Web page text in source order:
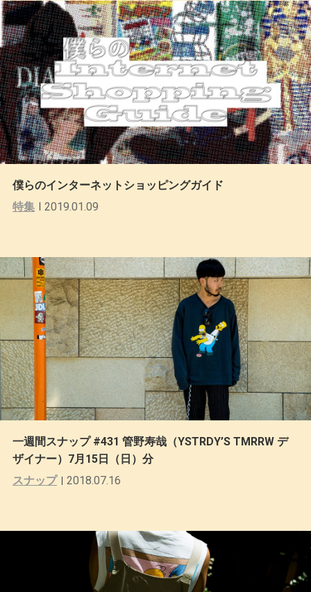
僕らのインターネットショッピングガイド
特集
2019.01.09
一週間スナップ #431 管野寿哉（YSTRDY’S TMRRW デ
ザイナー）7月15日（日）分
スナップ
2018.07.16